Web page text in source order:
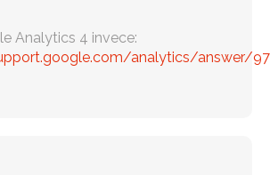
Analytics 4 invece:
analytics/answer/